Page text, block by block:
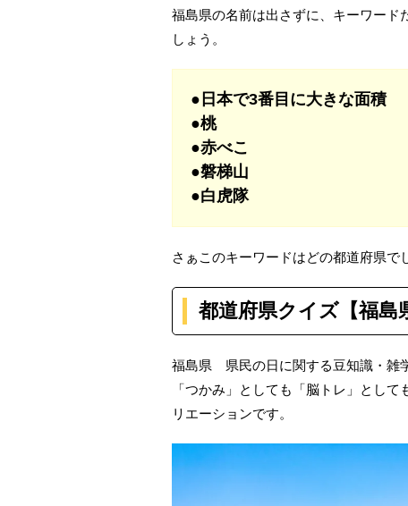
福島県の名前は出さずに、キーワード
しょう。
●日本で3番目に大きな面積
●桃
●赤べこ
●磐梯山
●白虎隊
さぁこのキーワードはどの都道府県で
都道府県クイズ【福島
福島県 県民の日に関する豆知識・雑
「つかみ」としても「脳トレ」とし
リエーションです。